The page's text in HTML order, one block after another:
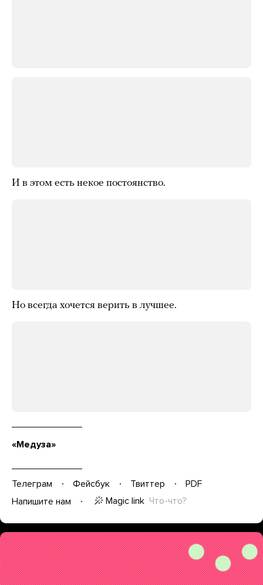
И в этом есть некое постоянство.
Но всегда хочется верить в лучшее.
«Медуза»
Телеграм Фейсбук Твиттер
PDF
Напишите нам
Magic link Что-что?